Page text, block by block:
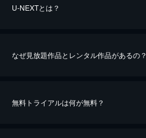
U-NEXTとは？
なぜ見放題作品とレンタル作品があるの？
無料トライアルは何が無料？